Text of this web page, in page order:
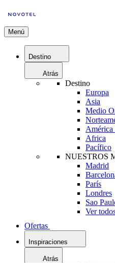
Menú
Destino
Atrás
Destino
Europa
Asia
Medio
Africa
Pacífico
NUESTROS
Madrid
París
Londres
Sao
Ver
Ofertas
Inspiraciones
Atrás